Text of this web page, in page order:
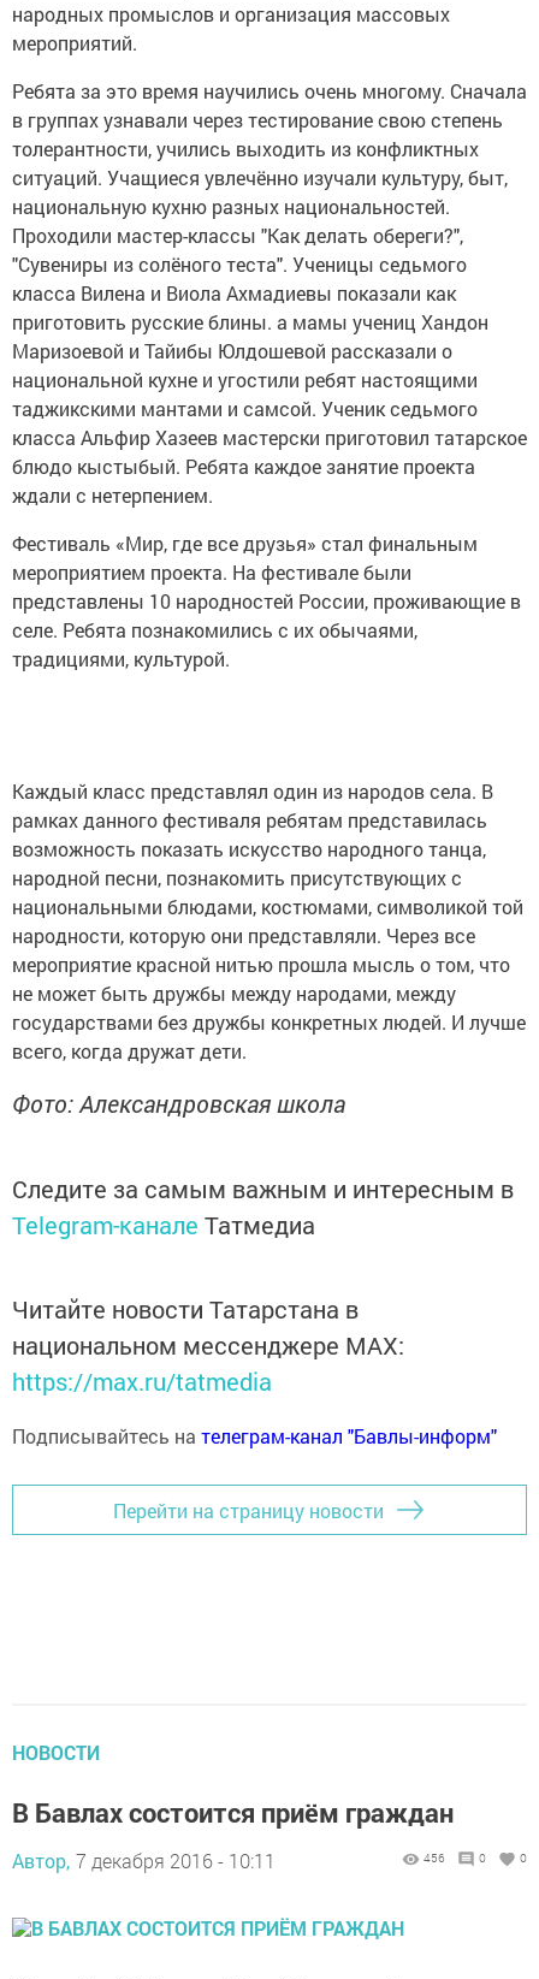
народных промыслов и организация массовых
мероприятий.
Ребята за это время научились очень многому. Сначала
в группах узнавали через тестирование свою степень
толерантности, учились выходить из конфликтных
ситуаций. Учащиеся увлечённо изучали культуру, быт,
национальную кухню разных национальностей.
Проходили мастер-классы "Как делать обереги?",
"Сувениры из солёного теста". Ученицы седьмого
класса Вилена и Виола Ахмадиевы показали как
приготовить русские блины. а мамы учениц Хандон
Маризоевой и Тайибы Юлдошевой рассказали о
национальной кухне и угостили ребят настоящими
таджикскими мантами и самсой. Ученик седьмого
класса Альфир Хазеев мастерски приготовил татарское
блюдо кыстыбый. Ребята каждое занятие проекта
ждали с нетерпением.
Фестиваль «Мир, где все друзья» стал финальным
мероприятием проекта. На фестивале были
представлены 10 народностей России, проживающие в
селе. Ребята познакомились с их обычаями,
традициями, культурой.
Каждый класс представлял один из народов села. В
рамках данного фестиваля ребятам представилась
возможность показать искусство народного танца,
народной песни, познакомить присутствующих с
национальными блюдами, костюмами, символикой той
народности, которую они представляли. Через все
мероприятие красной нитью прошла мысль о том, что
не может быть дружбы между народами, между
государствами без дружбы конкретных людей. И лучше
всего, когда дружат дети.
Фото: Александровская школа
Следите за самым важным и интересным в
Telegram-канале Татмедиа
Читайте новости Татарстана в
национальном мессенджере MАХ:
https://max.ru/tatmedia
Подписывайтесь на телеграм-канал "Бавлы-информ"
Перейти на страницу новости
НОВОСТИ
В Бавлах состоится приём граждан
Автор, 7 декабря 2016 - 10:11 456 0 0